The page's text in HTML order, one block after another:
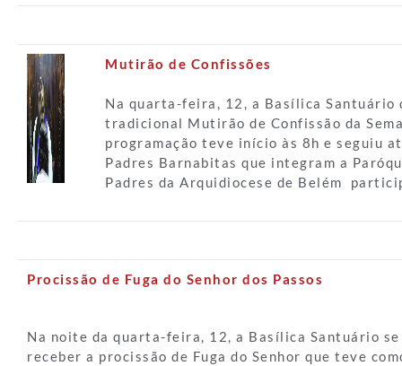
Mutirão de Confissões
Na quarta-feira, 12, a Basílica Santuário
tradicional Mutirão de Confissão da
programação teve início às 8h e seguiu
Padres Barnabitas que integram a
Padres da Arquidiocese de Belém
Procissão de Fuga do Senhor dos Passos
Na noite da quarta-feira, 12, a Basílica Santuário
receber a procissão de Fuga do Senhor que teve